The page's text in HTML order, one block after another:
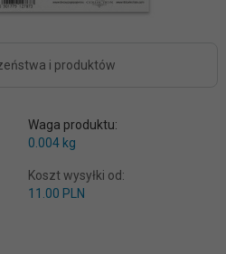
i produktów
Waga produktu:
0.004 kg
Koszt wysyłki od:
11.00 PLN